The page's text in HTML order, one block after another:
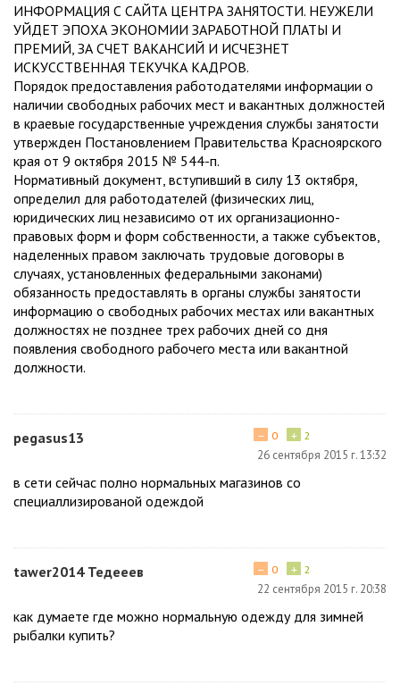
ИНФОРМАЦИЯ С САЙТА ЦЕНТРА ЗАНЯТОСТИ. НЕУЖЕЛИ
УЙДЕТ ЭПОХА ЭКОНОМИИ ЗАРАБОТНОЙ ПЛАТЫ И
ПРЕМИЙ, ЗА СЧЕТ ВАКАНСИЙ И ИСЧЕЗНЕТ
ИСКУССТВЕННАЯ ТЕКУЧКА КАДРОВ.
Порядок предоставления работодателями информации о
наличии свободных рабочих мест и вакантных должностей
в краевые государственные учреждения службы занятости
утвержден Постановлением Правительства Красноярского
края от 9 октября 2015 № 544-п.
Нормативный документ, вступивший в силу 13 октября,
определил для работодателей (физических лиц,
юридических лиц независимо от их организационно-
правовых форм и форм собственности, а также субъектов,
наделенных правом заключать трудовые договоры в
случаях, установленных федеральными законами)
обязанность предоставлять в органы службы занятости
информацию о свободных рабочих местах или вакантных
должностях не позднее трех рабочих дней со дня
появления свободного рабочего места или вакантной
должности.
pegasus13 + 2
− 0
26 сентября 2015 г. 13:32
в сети сейчас полно нормальных магазинов со
специаллизированой одеждой
tawer2014 Тедееев + 2
− 0
22 сентября 2015 г. 20:38
как думаете где можно нормальную одежду для зимней
рыбалки купить?